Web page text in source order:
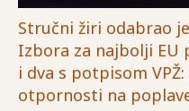
Stručni žiri odabrao
Izbora za najbolji EU
i dva s potpisom VPŽ:
otpornosti na